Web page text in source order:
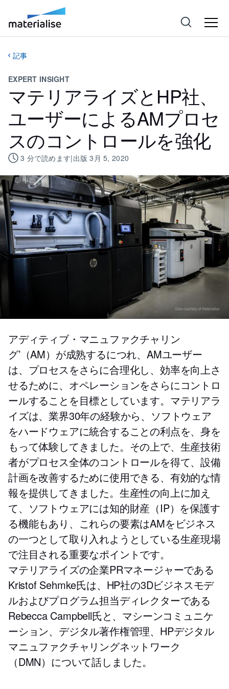
記事
EXPERT INSIGHT
マテリアライズとHP社、
ユーザーによるAMプロセ
スのコントロールを強化
3 分で読めます|出版 3月 5, 2020
アディティブ・マニュファクチャリン
グ’（AM）が成熟するにつれ、AMユーザー
は、プロセスをさらに合理化し、効率を向上さ
せるために、オペレーションをさらにコントロ
ールすることを目標としています。マテリアラ
イズは、業界30年の経験から、ソフトウェア
をハードウェアに統合することの利点を、身を
もって体験してきました。その上で、生産技術
者がプロセス全体のコントロールを得て、設備
計画を改善するために使用できる、有効的な情
報を提供してきました。生産性の向上に加え
て、ソフトウェアには知的財産（IP）を保護す
る機能もあり、これらの要素はAMをビジネス
の一つとして取り入れようとしている生産現場
で注目される重要なポイントです。
マテリアライズの企業PRマネージャーである
Kristof Sehmke氏は、HP社の3Dビジネスモデ
ルおよびプログラム担当ディレクターである
Rebecca Campbell氏と、マシーンコミュニケ
ーション、デジタル著作権管理、HPデジタル
マニュファクチャリングネットワーク
（DMN）について話しました。